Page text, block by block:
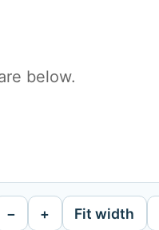
below.
− + Fit width